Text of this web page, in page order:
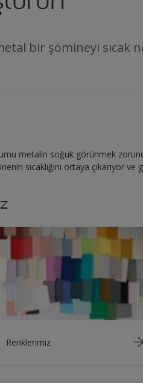
bir şömineyi sıcak
metalin soğuk görünmek
sıcaklığını ortaya çıkarıyor
Renklerimiz